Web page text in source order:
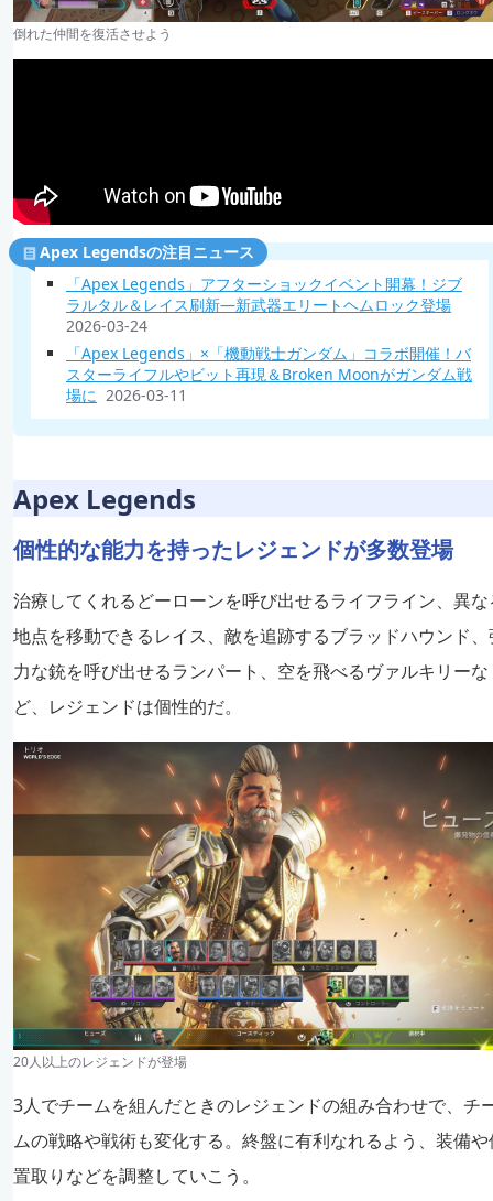
倒れた仲間を復活させよう
Apex Legendsの注目ニュース
「Apex Legends」アフターショックイベント開幕！ジブ
ラルタル＆レイス刷新―新武器エリートヘムロック登場
2026-03-24
「Apex Legends」×「機動戦士ガンダム」コラボ開催！バ
スターライフルやビット再現＆Broken Moonがガンダム戦
場に 2026-03-11
Apex Legends
個性的な能力を持ったレジェンドが多数登場
治療してくれるどーローンを呼び出せるライフライン、異な
地点を移動できるレイス、敵を追跡するブラッドハウンド、
力な銃を呼び出せるランパート、空を飛べるヴァルキリーな
ど、レジェンドは個性的だ。
20人以上のレジェンドが登場
3人でチームを組んだときのレジェンドの組み合わせで、チ
ムの戦略や戦術も変化する。終盤に有利なれるよう、装備や
置取りなどを調整していこう。